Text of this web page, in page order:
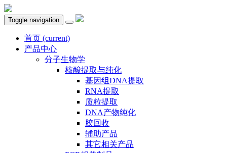
Toggle navigation
首页 (current)
产品中心
分子生物学
核酸提取与纯化
基因组DNA提取
RNA提取
质粒提取
DNA产物纯化
胶回收
辅助产品
其它相关产品